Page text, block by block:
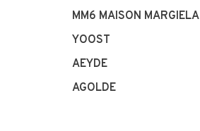
MM6 MAISON MARGIELA
YOOST
AEYDE
AGOLDE